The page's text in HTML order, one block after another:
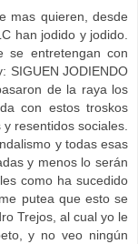
mas quieren, desde
han jodido y jodido.
se entretengan con
SIGUEN JODIENDO
de la raya los
con estos troskos
resentidos sociales.
y todas esas
y menos lo serán
como ha sucedido
putea que esto se
Trejos, al cual yo le
y no veo ningún